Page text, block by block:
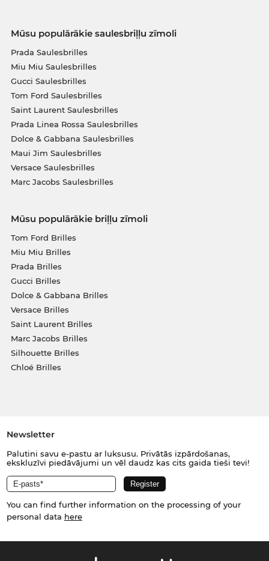
Mūsu populārākie saulesbriļļu zīmoli
Prada Saulesbrilles
Miu Miu Saulesbrilles
Gucci Saulesbrilles
Tom Ford Saulesbrilles
Saint Laurent Saulesbrilles
Prada Linea Rossa Saulesbrilles
Dolce & Gabbana Saulesbrilles
Maui Jim Saulesbrilles
Versace Saulesbrilles
Marc Jacobs Saulesbrilles
Mūsu populārākie briļļu zīmoli
Tom Ford Brilles
Miu Miu Brilles
Prada Brilles
Gucci Brilles
Dolce & Gabbana Brilles
Versace Brilles
Saint Laurent Brilles
Marc Jacobs Brilles
Silhouette Brilles
Chloé Brilles
Newsletter
Palutini savu e-pastu ar luksusu. Privātās izpārdošanas,
ekskluzīvi piedāvājumi un vēl daudz kas cits gaida tieši tevi!
You can find further information on the processing of your
personal data here